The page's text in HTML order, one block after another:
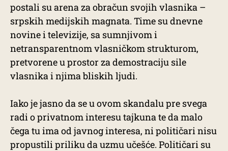
postali su arena za obračun svojih vlasnika –
srpskih medijskih magnata. Time su dnevne
novine i televizije, sa sumnjivom i
netransparentnom vlasničkom strukturom,
pretvorene u prostor za demostraciju sile
vlasnika i njima bliskih ljudi.
Iako je jasno da se u ovom skandalu pre svega
radi o privatnom interesu tajkuna te da malo
čega tu ima od javnog interesa, ni političari nisu
propustili priliku da uzmu učešće. Političari su